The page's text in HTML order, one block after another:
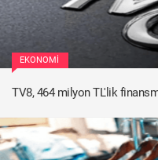
EKONOMI
TV8, 464 milyon TL'lik